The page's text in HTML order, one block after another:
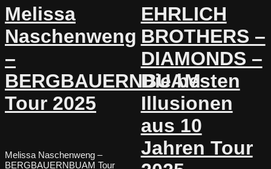
Melissa
Naschenweng
–
BERGBAUERNBUAM
Tour 2025
Melissa Naschenweng –
BERGBAUERNBUAM Tour
EHRLICH
BROTHERS –
DIAMONDS –
Die besten
Illusionen
aus 10
Jahren Tour